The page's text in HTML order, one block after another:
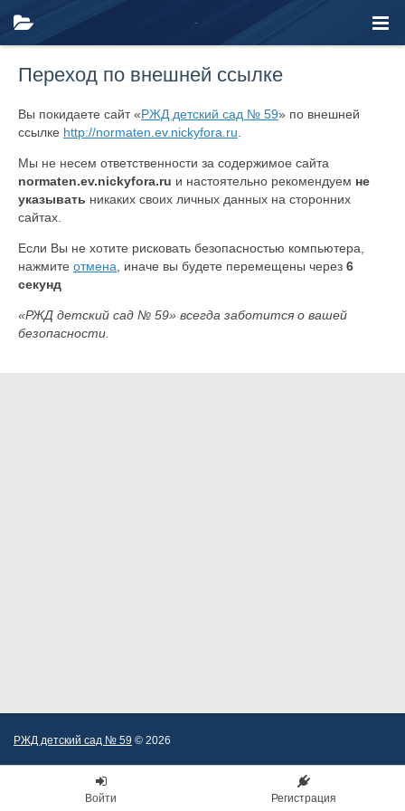
Переход по внешней ссылке
Вы покидаете сайт «РЖД детский сад № 59» по внешней
ссылке http://normaten.ev.nickyfora.ru
Мы не несем ответственности за содержимое сайта
normaten.ev.nickyfora.ru и настоятельно рекомендуем не
указывать никаких своих личных данных на сторонних
сайтах.
Если Вы не хотите рисковать безопасностью компьютера,
нажмите отмена , иначе вы будете перемещены через 6
секунд
«РЖД детский сад № 59» всегда заботится о вашей
безопасности.
РЖД детский сад № 59 © 2026
Войти Регистрация